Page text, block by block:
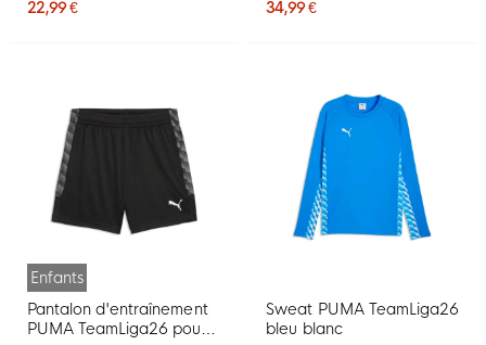
22,99 €
34,99 €
Enfants
Pantalon d'entraînement
PUMA TeamLiga26 pour
Sweat PUMA TeamLiga26
bleu blanc